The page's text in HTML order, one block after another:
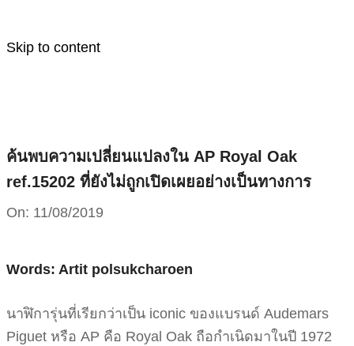
Skip to content
ค้นพบความเปลี่ยนแปลงใน AP Royal Oak
ref.15202 ที่ยังไม่ถูกเปิดเผยอย่างเป็นทางการ
On: 11/08/2019
Words: Artit polsukcharoen
นาฬิการุ่นที่เรียกว่าเป็น iconic ของแบรนด์ Audemars
Piguet หรือ AP คือ Royal Oak ถือกำเนิดมาในปี 1972